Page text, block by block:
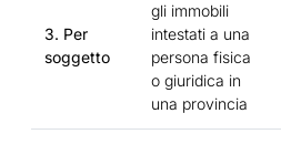
3. Per
soggetto
gli immobili
intestati a una
persona fisica
o giuridica in
una provincia